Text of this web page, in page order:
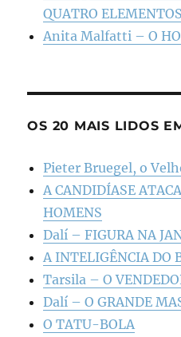
QUATRO ELEMENTOS
Anita Malfatti – O
OS 20 MAIS LIDOS
Pieter Bruegel, o
A CANDIDÍASE
HOMENS
Dalí – FIGURA NA
A INTELIGÊNCIA DO
Tarsila – O
Dalí – O GRANDE
O TATU-BOLA